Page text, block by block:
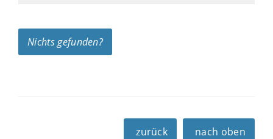
Nichts gefunden?
zurück nach oben